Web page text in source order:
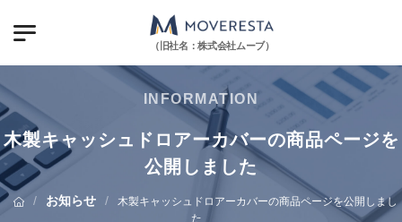
（旧社名：株式会社ムーブ）
INFORMATION
木製キャッシュドロアーカバーの商品ページを
公開しました
/ お知らせ /
木製キャッシュドロアーカバーの商品ページを公開しまし
た